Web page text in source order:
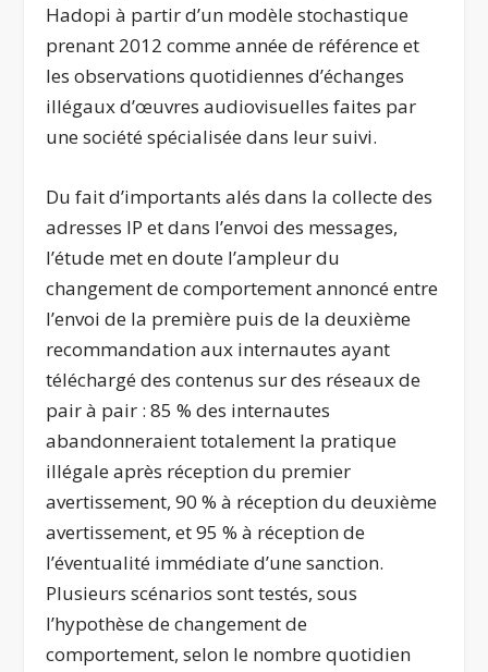
Hadopi à partir d’un modèle stochastique
prenant 2012 comme année de référence et
les observations quotidiennes d’échanges
illégaux d’œuvres audiovisuelles faites par
une société spécialisée dans leur suivi.
Du fait d’importants alés dans la collecte des
adresses IP et dans l’envoi des messages,
l’étude met en doute l’ampleur du
changement de comportement annoncé entre
l’envoi de la première puis de la deuxième
recommandation aux internautes ayant
téléchargé des contenus sur des réseaux de
pair à pair : 85 % des internautes
abandonneraient totalement la pratique
illégale après réception du premier
avertissement, 90 % à réception du deuxième
avertissement, et 95 % à réception de
l’éventualité immédiate d’une sanction.
Plusieurs scénarios sont testés, sous
l’hypothèse de changement de
comportement, selon le nombre quotidien